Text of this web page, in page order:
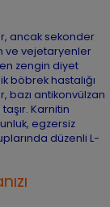
ancak sekonder
ve vejetaryenler
zengin diyet
böbrek hastalığı
bazı antikonvülzan
Karnitin
egzersiz
düzenli L-